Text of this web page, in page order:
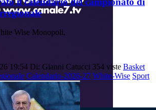
Wise Monopoli.
19:54 Di: Gianni Catucci 354 viste Basket
Calendario-2026-27 White-Wise Sport